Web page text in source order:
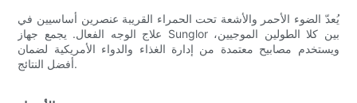
يُعدّ الضوء الأحمر والأشعة تحت الحمراء القريبة عنصرين أساسيين في
علاج الوجه الفعال. يجمع جهاز Sunglor بين كلا الطولين الموجيين،
ويستخدم مصابيح معتمدة من إدارة الغذاء والدواء الأمريكية لضمان
أفضل النتائج.